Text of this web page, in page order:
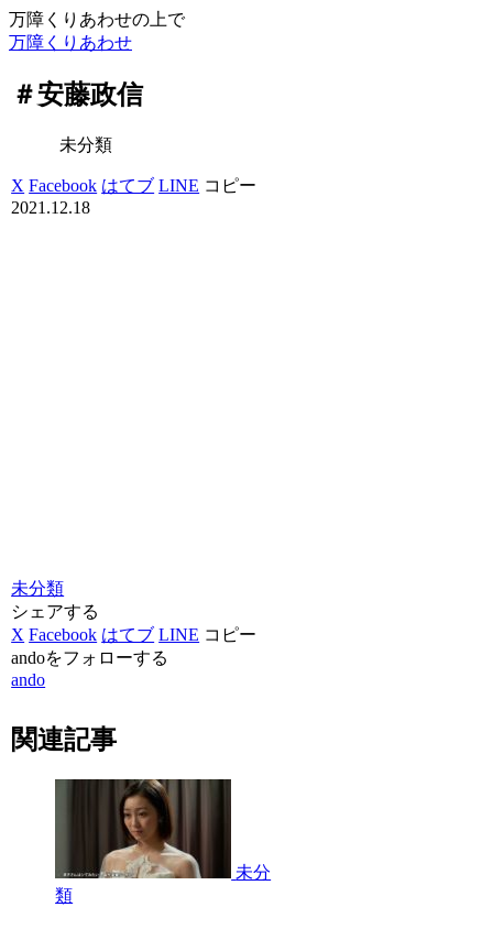
万障くりあわせの上で
万障くりあわせ
＃安藤政信
未分類
X Facebook はてブ LINE コピー
2021.12.18
未分類
シェアする
X Facebook はてブ LINE コピー
andoをフォローする
ando
関連記事
未分
類